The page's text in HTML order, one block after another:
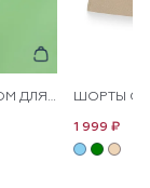
ШОРТЫ С ХЛОПКОМ ДЛЯ МАЛЬЧИКОВ
1 999 ₽